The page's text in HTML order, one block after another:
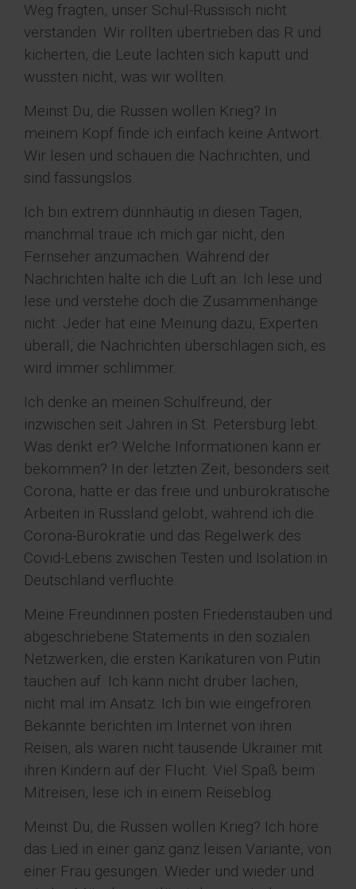
Weg fragten, unser Schul-Russisch nicht
verstanden. Wir rollten übertrieben das R und
kicherten, die Leute lachten sich kaputt und
wussten nicht, was wir wollten.
Meinst Du, die Russen wollen Krieg? In
meinem Kopf finde ich einfach keine Antwort.
Wir lesen und schauen die Nachrichten, und
sind fassungslos.
Ich bin extrem dünnhäutig in diesen Tagen,
manchmal traue ich mich gar nicht, den
Fernseher anzumachen. Während der
Nachrichten halte ich die Luft an. Ich lese und
lese und verstehe doch die Zusammenhänge
nicht. Jeder hat eine Meinung dazu, Experten
überall, die Nachrichten überschlagen sich, es
wird immer schlimmer.
Ich denke an meinen Schulfreund, der
inzwischen seit Jahren in St. Petersburg lebt.
Was denkt er? Welche Informationen kann er
bekommen? In der letzten Zeit, besonders seit
Corona, hatte er das freie und unbürokratische
Arbeiten in Russland gelobt, während ich die
Corona-Bürokratie und das Regelwerk des
Covid-Lebens zwischen Testen und Isolation in
Deutschland verfluchte.
Meine Freundinnen posten Friedenstauben und
abgeschriebene Statements in den sozialen
Netzwerken, die ersten Karikaturen von Putin
tauchen auf. Ich kann nicht drüber lachen,
nicht mal im Ansatz. Ich bin wie eingefroren.
Bekannte berichten im Internet von ihren
Reisen, als wären nicht tausende Ukrainer mit
ihren Kindern auf der Flucht. Viel Spaß beim
Mitreisen, lese ich in einem Reiseblog.
Meinst Du, die Russen wollen Krieg? Ich höre
das Lied in einer ganz ganz leisen Variante, von
einer Frau gesungen. Wieder und wieder und